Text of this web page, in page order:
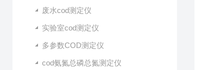
废水cod测定仪
实验室cod测定仪
多参数COD测定仪
cod氨氮总磷总氮测定仪